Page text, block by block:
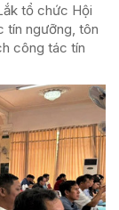
tổ chức Hội
tín ngưỡng, tôn
công tác tín